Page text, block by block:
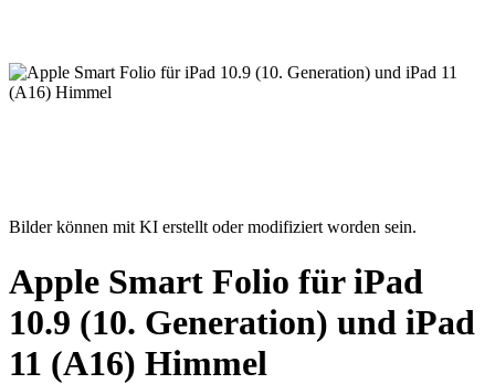
Bilder können mit KI erstellt oder modifiziert worden sein.
Apple Smart Folio für iPad
10.9 (10. Generation) und iPad
11 (A16) Himmel